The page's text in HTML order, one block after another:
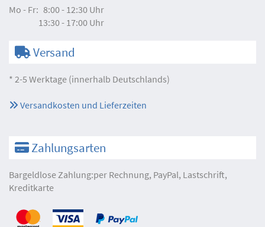
Mo - Fr: 8:00 - 12:30 Uhr
13:30 - 17:00 Uhr
Versand
* 2-5 Werktage (innerhalb Deutschlands)
Versandkosten und Lieferzeiten
Zahlungsarten
Bargeldlose Zahlung:per Rechnung, PayPal, Lastschrift,
Kreditkarte